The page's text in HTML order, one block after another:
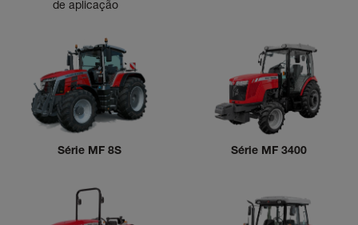
de aplicação
Série MF 8S Série MF 3400